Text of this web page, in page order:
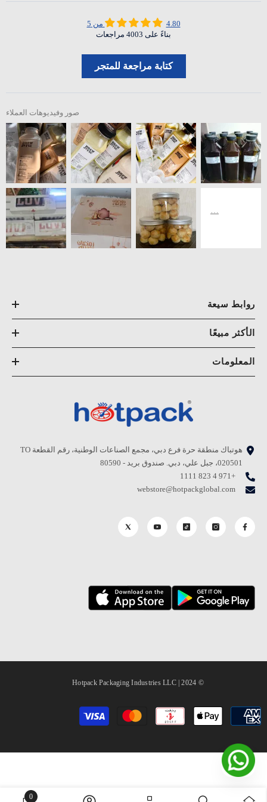
4.80 من 5
بناءً على 4003 مراجعات
كتابة مراجعة للمتجر
صور وفيديوهات العملاء
روابط سيعة
الأكثر مبيعًا
المعلومات
هوتباك منطقة حرة فرع دبي، مجمع الصناعات الوطنية، رقم القطعة TO
020501، جبل علي، دبي. صندوق بريد - 80590
+971 4 823 1111
webstore@hotpackglobal.com
© 2024 | Hotpack Packaging Industries LLC
طرق
الدفع
0